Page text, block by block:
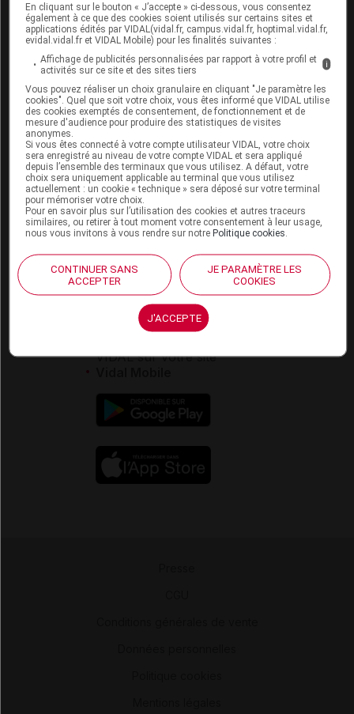
VIDAL Expert
VIDAL Hoptimal
eVIDAL
VIDAL Mobile
VIDAL widget
VIDAL Sécurisation
VIDAL e-Services
Espace institutionnel
Qui sommes-nous ?
VIDAL France
Carrières
Charte éthique et
déontologique
Service client
Contact
Aide
Espace partenaires
VIDAL sur votre site
En cliquant sur le bouton « J’accepte » ci-dessous, vous consentez
également à ce que des cookies soient utilisés sur certains sites et
applications édités par VIDAL(vidal.fr, campus.vidal.fr, hoptimal.vidal.fr,
evidal.vidal.fr et VIDAL Mobile) pour les finalités suivantes :
Affichage de publicités personnalisées par rapport à votre profil et
activités sur ce site et des sites tiers
i
Vous pouvez réaliser un choix granulaire en cliquant "Je paramètre les
cookies". Quel que soit votre choix, vous êtes informé que VIDAL utilise
des cookies exemptés de consentement, de fonctionnement et de
mesure d'audience pour produire des statistiques de visites
anonymes.
Si vous êtes connecté à votre compte utilisateur VIDAL, votre choix
sera enregistré au niveau de votre compte VIDAL et sera appliqué
depuis l’ensemble des terminaux que vous utilisez. A défaut, votre
choix sera uniquement applicable au terminal que vous utilisez
actuellement : un cookie « technique » sera déposé sur votre terminal
pour mémoriser votre choix.
Pour en savoir plus sur l’utilisation des cookies et autres traceurs
similaires, ou retirer à tout moment votre consentement à leur usage,
nous vous invitons à vous rendre sur notrePolitique cookies
CONTINUER SANS
ACCEPTER
JE PARAMÈTRE LES
COOKIES
J'ACCEPTE